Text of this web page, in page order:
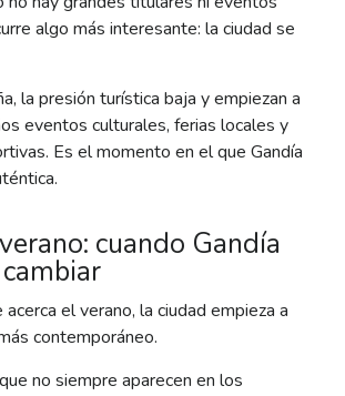
algo más interesante: la ciudad se
la presión turística baja y empiezan a
eventos culturales, ferias locales y
Es el momento en el que Gandía
cuando Gandía
el verano, la ciudad empieza a
contemporáneo.
no siempre aparecen en los